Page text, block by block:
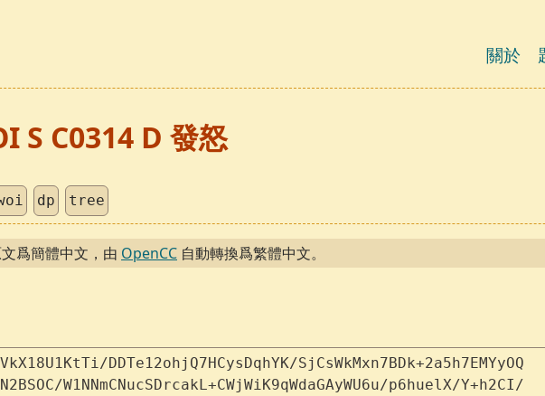
關於
S C0314 D 發怒
dp tree
爲簡體中文，由 OpenCC 自動轉換爲繁體中文。
DDTe12ohjQ7HCysDqhYK/SjCsWkMxn7BDk+2a5h7EMYyOQ
W1NNmCNucSDrcakL+CWjWiK9qWdaGAyWU6u/p6huelX/Y+h2CI/